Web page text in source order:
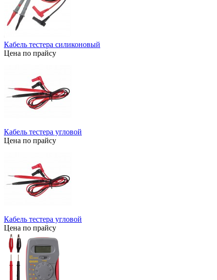
Кабель тестера силиконовый
Цена по прайсу
Кабель тестера угловой
Цена по прайсу
Кабель тестера угловой
Цена по прайсу